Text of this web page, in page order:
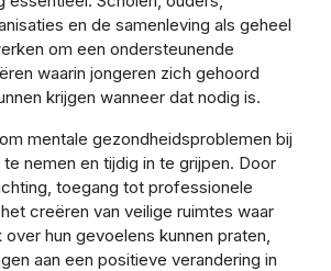
en de samenleving als geheel
om een ondersteunende
waarin jongeren zich gehoord
krijgen wanneer dat nodig is.
mentale gezondheidsproblemen bij
nemen en tijdig in te grijpen. Door
toegang tot professionele
creëren van veilige ruimtes waar
hun gevoelens kunnen praten,
aan een positieve verandering in